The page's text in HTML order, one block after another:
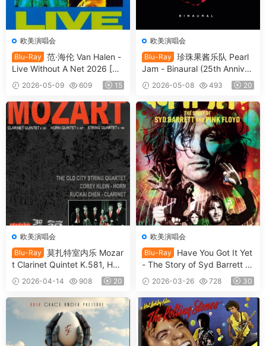
欧美演唱会
Blu-Ray
范·海伦 Van Halen -
Live Without A Net 2026 [BD
ISO 13.2GB]
2026-05-09 609 15
欧美演唱会
Blu-Ray
珍珠果酱乐队 Pearl
Jam - Binaural (25th Anniver
sary Edition) (2025, Blu-ray
Audio) [BDISO 12.5GB]
2026-05-08 493 20
欧美演唱会
Blu-Ray
莫扎特室内乐 Mozar
t Clarinet Quintet K.581, Hor
n Quintet K.407 & String Qu
artet K.169 2010 [BDISO 22.
2GB]
2026-04-14 908 20
欧美演唱会
Blu-Ray
Have You Got It Yet
- The Story of Syd Barrett a
nd Pink Floyd 2024 [BDISO
35.4GB]
2026-03-26 728 30